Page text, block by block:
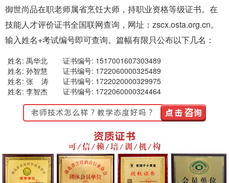
御世尚品在职老师属省烹饪大师，持职业资格等级证书。在
技能人才评价证书全国联网查询，网址：zscx.osta.org.cn。
输入姓名+考试编号即可查询。篇幅有限只公布以下几名：
姓名: 禹华北
证书编号: 1517001607303489
姓名: 孙智慧
证书编号: 1722060000325489
姓名: 张 涛
证书编号: 1722020000329975
姓名: 李智杰
证书编号: 1722060000324464